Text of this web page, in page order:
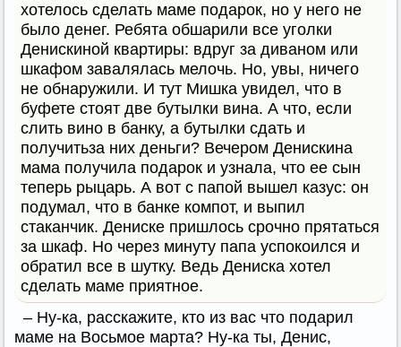
хотелось сделать маме подарок, но у него не
было денег. Ребята обшарили все уголки
Денискиной квартиры: вдруг за диваном или
шкафом завалялась мелочь. Но, увы, ничего
не обнаружили. И тут Мишка увидел, что в
буфете стоят две бутылки вина. А что, если
слить вино в банку, а бутылки сдать и
получитьза них деньги? Вечером Денискина
мама получила подарок и узнала, что ее сын
теперь рыцарь. А вот с папой вышел казус: он
подумал, что в банке компот, и выпил
стаканчик. Дениске пришлось срочно прятаться
за шкаф. Но через минуту папа успокоился и
обратил все в шутку. Ведь Дениска хотел
сделать маме приятное.
– Ну-ка, расскажите, кто из вас что подарил
маме на Восьмое марта? Ну-ка ты, Денис,